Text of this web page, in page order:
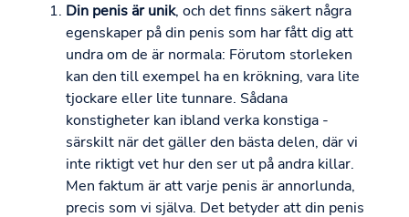
Din penis är unik, och det finns säkert några
egenskaper på din penis som har fått dig att
undra om de är normala: Förutom storleken
kan den till exempel ha en krökning, vara lite
tjockare eller lite tunnare. Sådana
konstigheter kan ibland verka konstiga -
särskilt när det gäller den bästa delen, där vi
inte riktigt vet hur den ser ut på andra killar.
Men faktum är att varje penis är annorlunda,
precis som vi själva. Det betyder att din penis